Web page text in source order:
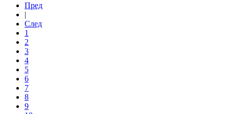
Пред
|
След
1
2
3
4
5
6
7
8
9